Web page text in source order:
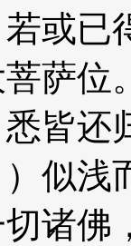
或已
萨位
皆还
似浅
诸佛